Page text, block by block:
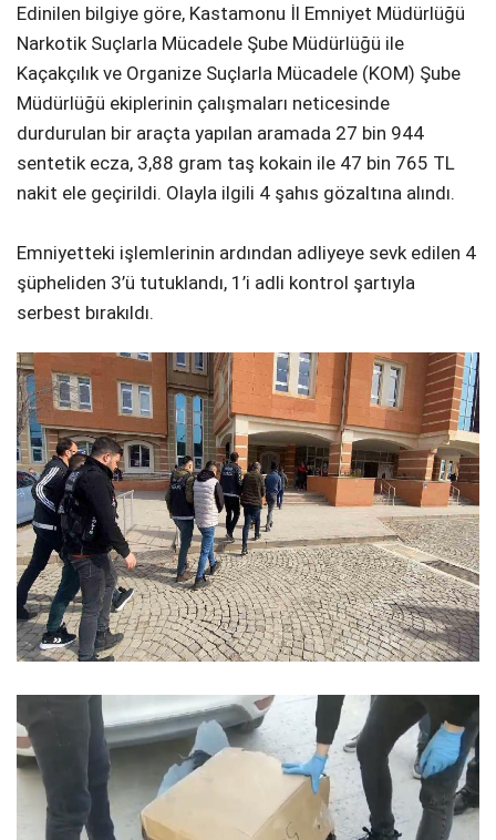
Edinilen bilgiye göre, Kastamonu İl Emniyet Müdürlüğü
Narkotik Suçlarla Mücadele Şube Müdürlüğü ile
Kaçakçılık ve Organize Suçlarla Mücadele (KOM) Şube
Müdürlüğü ekiplerinin çalışmaları neticesinde
durdurulan bir araçta yapılan aramada 27 bin 944
sentetik ecza, 3,88 gram taş kokain ile 47 bin 765 TL
nakit ele geçirildi. Olayla ilgili 4 şahıs gözaltına alındı.
Emniyetteki işlemlerinin ardından adliyeye sevk edilen 4
şüpheliden 3’ü tutuklandı, 1’i adli kontrol şartıyla
serbest bırakıldı.